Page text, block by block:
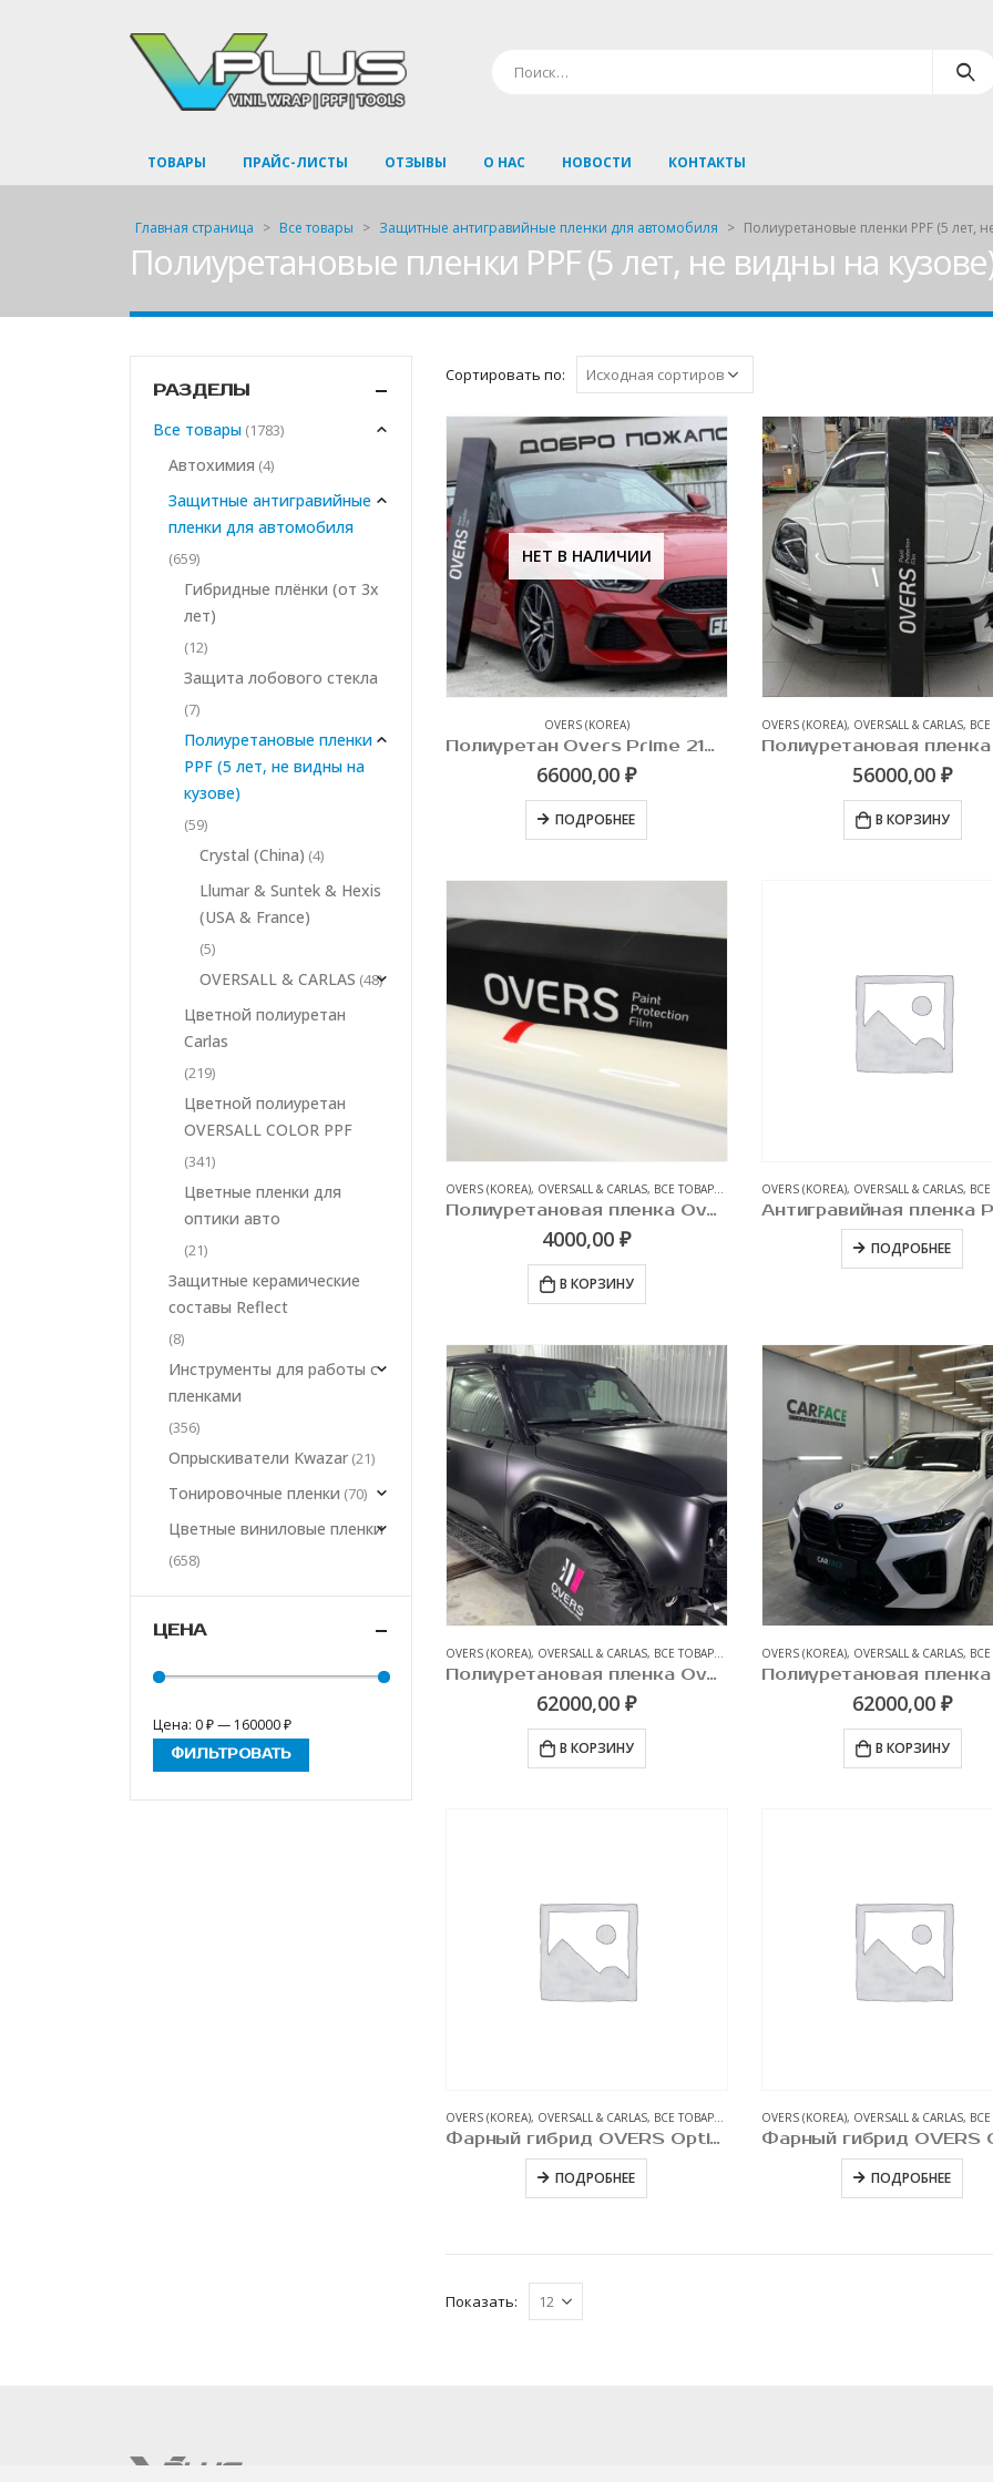
ТОВАРЫ ПРАЙС-ЛИСТЫ ОТЗЫВЫ О НАС НОВОСТИ КОНТАКТЫ
Главная страница > Все товары > Защитные антигравийные пленки для автомобиля > Полиуретановые пленки PPF (5 лет,
Полиуретановые пленки PPF (5 лет, не видны на
Сортировать по:
НЕТ В НАЛИЧИИ
OVERS (KOREA)
Полиуретан Overs Prime 210мкр.
66000,00₽
ПОДРОБНЕЕ
OVERS (KOREA), OVERSALL & CARLAS, ВСЕ
56000,00₽
В КОРЗИНУ
OVERS (KOREA), OVERSALL & CARLAS, ВСЕ ТОВАРЫ ЗАЩИТНЫЕ АНТИГРАВИЙНЫЕ ПЛЕНКИ ДЛЯ
Полиуретановая пленка Overs Gloss PPF ST190 мкр. 1,52 х 1пог.м
4000,00₽
В КОРЗИНУ
OVERS (KOREA), OVERSALL & CARLAS, ВСЕ
ПОДРОБНЕЕ
OVERS (KOREA), OVERSALL & CARLAS, ВСЕ ТОВАРЫ ЗАЩИТНЫЕ АНТИГРАВИЙНЫЕ ПЛЕНКИ ДЛЯ
Полиуретановая пленка Overs Matte 190 PPF, Рулон 1,52 х 15м
62000,00₽
В КОРЗИНУ
OVERS (KOREA), OVERSALL & CARLAS, ВСЕ
62000,00₽
В КОРЗИНУ
OVERS (KOREA), OVERSALL & CARLAS, ВСЕ ТОВАРЫ ЗАЩИТНЫЕ АНТИГРАВИЙНЫЕ ПЛЕНКИ ДЛЯ
Фарный гибрид OVERS Optic Hybrid Dark Black (kls-84T) 0,6 х 10м
ПОДРОБНЕЕ
OVERS (KOREA), OVERSALL & CARLAS, ВСЕ
ПОДРОБНЕЕ
Показать:
РАЗДЕЛЫ
Все товары (1783)
Автохимия (4)
Защитные антигравийные
пленки для автомобиля
(659)
Гибридные плёнки (от 3х
лет)
(12)
Защита лобового стекла
(7)
Полиуретановые пленки
PPF (5 лет, не видны на
кузове)
(59)
Crystal (China) (4)
Llumar & Suntek & Hexis
(USA & France)
(5)
OVERSALL & CARLAS (48)
Цветной полиуретан
Carlas
(219)
Цветной полиуретан
OVERSALL COLOR PPF
(341)
Цветные пленки для
оптики авто
(21)
Защитные керамические
составы Reflect
(8)
Инструменты для работы с
пленками
(356)
Опрыскиватели Kwazar (21)
Тонировочные пленки (70)
Цветные виниловые пленки
(658)
ЦЕНА
ФИЛЬТРОВАТЬ
Цена: 0 ₽— 160000 ₽